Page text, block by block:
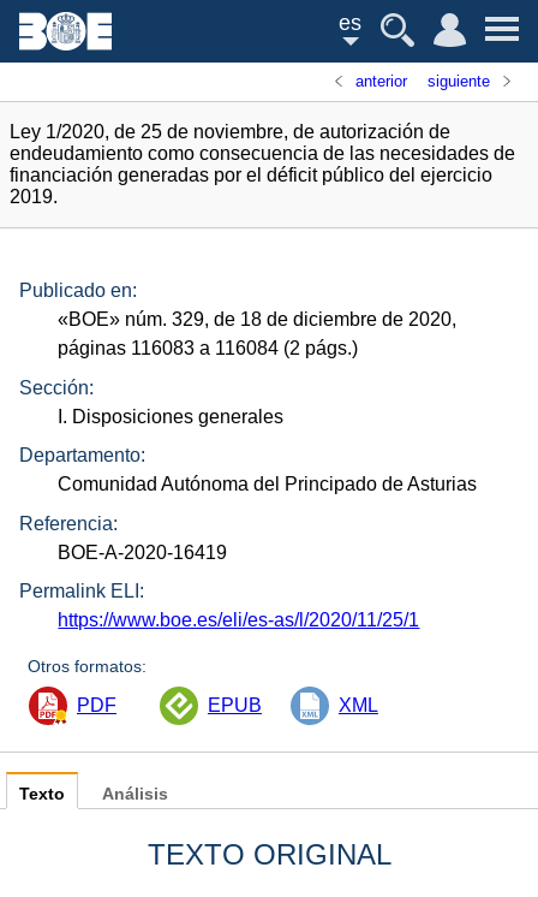
es
anterior siguiente
Ley 1/2020, de 25 de noviembre, de autorización de
endeudamiento como consecuencia de las necesidades de
financiación generadas por el déficit público del ejercicio
2019.
Publicado en:
«BOE» núm. 329, de 18 de diciembre de 2020,
páginas 116083 a 116084 (2 págs.)
Sección:
I. Disposiciones generales
Departamento:
Comunidad Autónoma del Principado de Asturias
Referencia:
BOE-A-2020-16419
Permalink ELI:
https://www.boe.es/eli/es-as/l/2020/11/25/1
Otros formatos:
PDF EPUB XML
Texto
TEXTO ORIGINAL
Análisis